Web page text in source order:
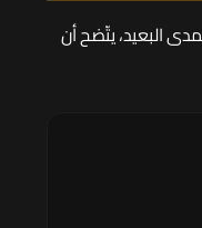
البعيد، يتّضح أن